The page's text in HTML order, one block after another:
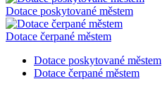
Dotace poskytované městem
Dotace čerpané městem
Dotace poskytované městem
Dotace čerpané městem